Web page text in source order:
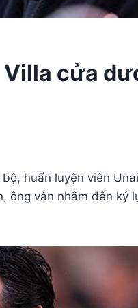
cửa
huấn luyện viên
ông vẫn nhắm đến kỷ